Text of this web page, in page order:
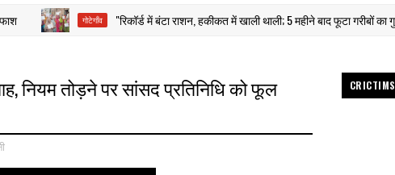
गोटेगाँव "रिकॉर्ड में बंटा राशन, हकीकत में खाली थाली; 5 महीने बाद फूटा गरीबों का गुस्सा"
नियम तोड़ने पर सांसद प्रतिनिधि को फूल
CRICTIMS